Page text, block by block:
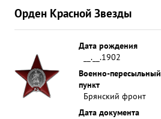
Орден Красной Звезды
Дата рождения
__.__.1902
Военно-пересыльный
пункт
Брянский фронт
Дата документа